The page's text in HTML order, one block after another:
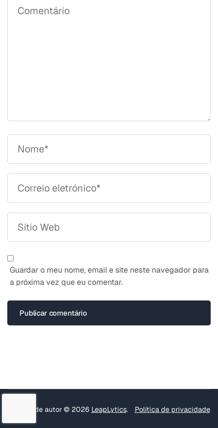
Guardar o meu nome, email e site neste navegador para
a próxima vez que eu comentar.
Direitos de autor © 2026 LeapLytics. Política de privacidade